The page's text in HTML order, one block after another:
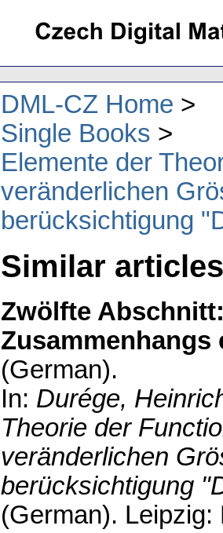
DML-CZ Home
Single Books
Elemente der
veränderlichen
berücksichtigung
Similar
Zwölfte
Zusammenhangs
(German).
In: Durége,
Theorie der
veränderlichen
berücksichtigung
(German). Leipzig: